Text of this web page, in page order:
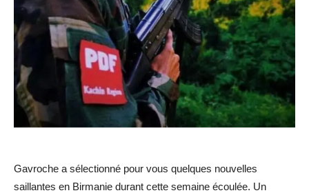
Gavroche a sélectionné pour vous quelques nouvelles
saillantes en Birmanie durant cette semaine écoulée. Un